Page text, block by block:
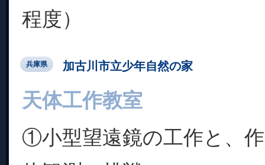
程度）
兵庫県 加古川市立少年自然の家
天体工作教室
①小型望遠鏡の工作と、